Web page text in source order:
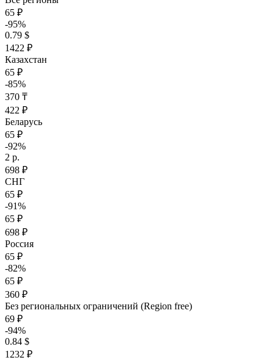
65 ₽
-95%
0.79 $
1422 ₽
Казахстан
65 ₽
-85%
370 ₸
422 ₽
Беларусь
65 ₽
-92%
2 р.
698 ₽
СНГ
65 ₽
-91%
65 ₽
698 ₽
Россия
65 ₽
-82%
65 ₽
360 ₽
Без региональных ограничений (Region free)
69 ₽
-94%
0.84 $
1232 ₽